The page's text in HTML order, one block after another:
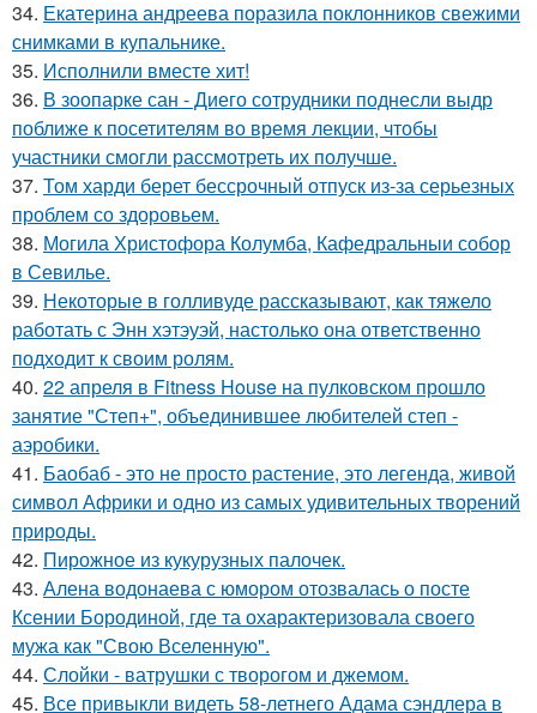
34. Екатерина андреева поразила поклонников свежими
снимками в купальнике.
35. Исполнили вместе хит!
36. В зоопарке сан - Диего сотрудники поднесли выдр
поближе к посетителям во время лекции, чтобы
участники смогли рассмотреть их получше.
37. Том харди берет бессрочный отпуск из-за серьезных
проблем со здоровьем.
38. Могила Христофора Колумба, Кафедральныи собор
в Севилье.
39. Некоторые в голливуде рассказывают, как тяжело
работать с Энн хэтэуэй, настолько она ответственно
подходит к своим ролям.
40. 22 апреля в Fitness House на пулковском прошло
занятие "Степ+", объединившее любителей степ -
аэробики.
41. Баобаб - это не просто растение, это легенда, живой
символ Африки и одно из самых удивительных творений
природы.
42. Пирожное из кукурузных палочек.
43. Алена водонаева с юмором отозвалась о посте
Ксении Бородиной, где та охарактеризовала своего
мужа как "Свою Вселенную".
44. Слойки - ватрушки с творогом и джемом.
45. Все привыкли видеть 58-летнего Адама сэндлера в